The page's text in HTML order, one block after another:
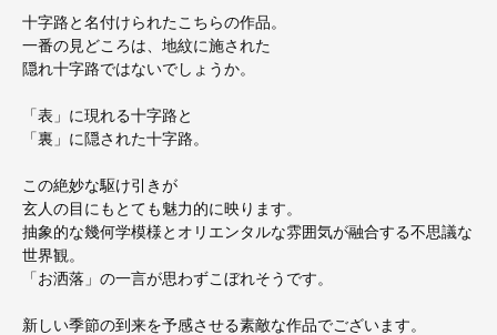
十字路と名付けられたこちらの作品。
一番の見どころは、地紋に施された
隠れ十字路ではないでしょうか。
「表」に現れる十字路と
「裏」に隠された十字路。
この絶妙な駆け引きが
玄人の目にもとても魅力的に映ります。
抽象的な幾何学模様とオリエンタルな雰囲気が融合する不思議な
世界観。
「お洒落」の一言が思わずこぼれそうです。
新しい季節の到来を予感させる素敵な作品でございます。